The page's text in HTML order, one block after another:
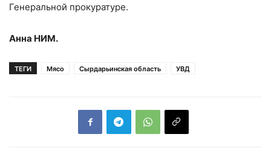
Генеральной прокуратуре.
Анна НИМ.
ТЕГИ Мясо Сырдарьинская область УВД